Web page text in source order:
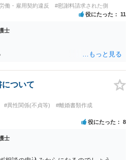
働・雇用契約違反 #慰謝料請求された側
役にたった 11
士
ついて
#異性関係(不貞等)
#離婚書類作成
役にたった 8
士